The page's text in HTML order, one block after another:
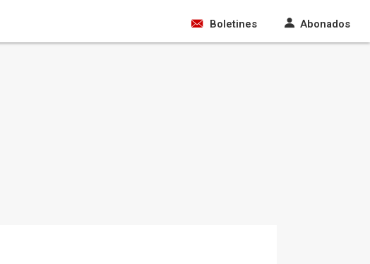
Boletines Abonados